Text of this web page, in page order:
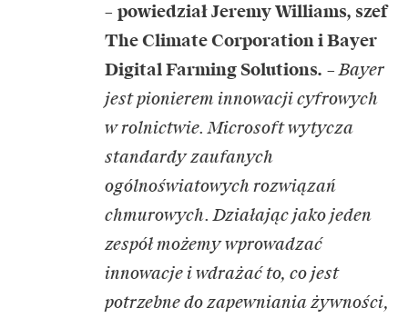
– powiedział Jeremy Williams, szef
The Climate Corporation i Bayer
Digital Farming Solutions. –Bayer
jest pionierem innowacji cyfrowych
w rolnictwie. Microsoft wytycza
standardy zaufanych
ogólnoświatowych rozwiązań
chmurowych. Działając jako jeden
zespół możemy wprowadzać
innowacje i wdrażać to, co jest
potrzebne do zapewniania żywności,